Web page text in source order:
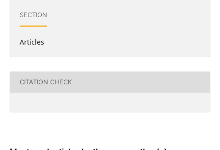
SECTION
Articles
CITATION CHECK